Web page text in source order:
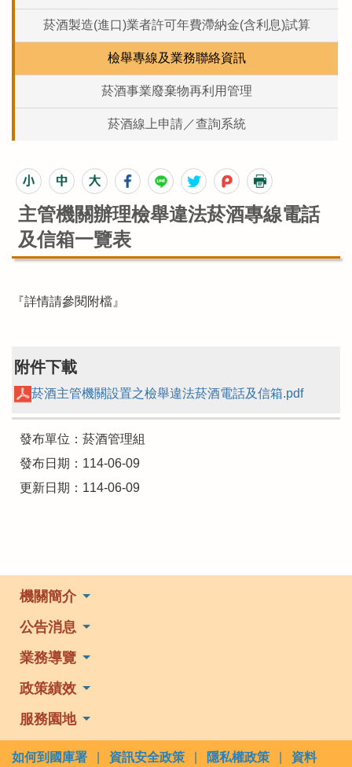
菸酒製造(進口)業者許可年費滯納金(含利息)試算
檢舉專線及業務聯絡資訊
菸酒事業廢棄物再利用管理
菸酒線上申請／查詢系統
主管機關辦理檢舉違法菸酒專線電話
及信箱一覽表
『詳情請參閱附檔』
附件下載
菸酒主管機關設置之檢舉違法菸酒電話及信箱.pdf
發布單位：菸酒管理組
發布日期：114-06-09
更新日期：114-06-09
機關簡介
公告消息
業務導覽
政策績效
服務園地
如何到國庫署 資訊安全政策 隱私權政策 資料